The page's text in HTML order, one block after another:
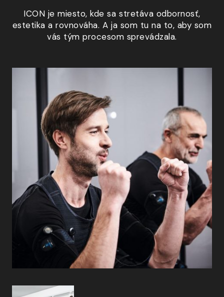
ICON je miesto, kde sa stretáva odbornosť,
estetikaa rovnováha. A ja som tu na to, aby som
vás tým procesom sprevádzala.